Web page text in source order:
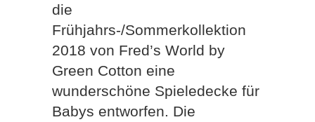
die
Frühjahrs-/Sommerkollektion
2018 von Fred’s World by
Green Cotton eine
wunderschöne Spieledecke für
Babys entworfen. Die